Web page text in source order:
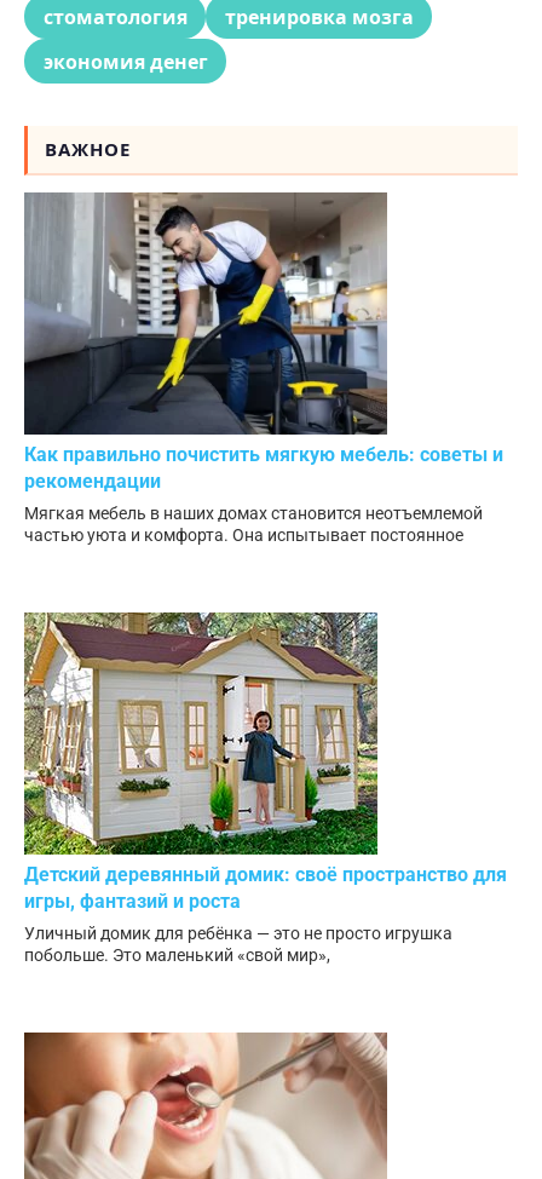
стоматология
тренировка мозга
экономия денег
ВАЖНОЕ
Как правильно почистить мягкую мебель: советы и
рекомендации
Мягкая мебель в наших домах становится неотъемлемой
частью уюта и комфорта. Она испытывает постоянное
Детский деревянный домик: своё пространство для
игры, фантазий и роста
Уличный домик для ребёнка — это не просто игрушка
побольше. Это маленький «свой мир»,